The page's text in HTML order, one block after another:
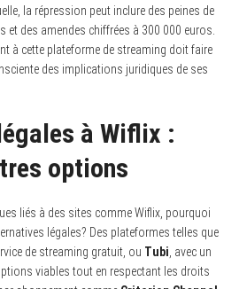
la répression peut inclure des peines de
et des amendes chiffrées à 300 000 euros.
à cette plateforme de streaming doit faire
des implications juridiques de ses
à Wiflix :
options
liés à des sites comme Wiflix, pourquoi
légales? Des plateformes telles que
de streaming gratuit, ou Tubi , avec un
viables tout en respectant les droits